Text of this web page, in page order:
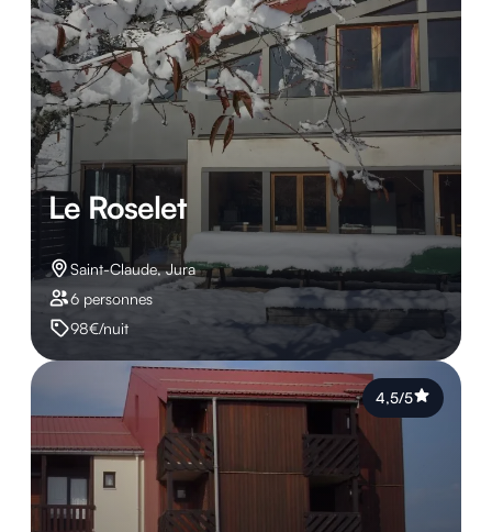
Le Roselet
Saint-Claude, Jura
6 personnes
98€/nuit
4,5/5